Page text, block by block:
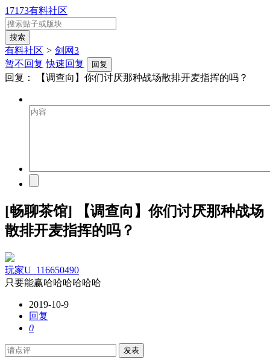
17173有料社区
有料社区 > 剑网3
暂不回复 快速回复 回复
回复： 【调查向】你们讨厌那种战场散排开麦指挥的吗？
[畅聊茶馆] 【调查向】你们讨厌那种战场
散排开麦指挥的吗？
玩家U_116650490
只要能赢哈哈哈哈哈哈
2019-10-9
回复
0
发表